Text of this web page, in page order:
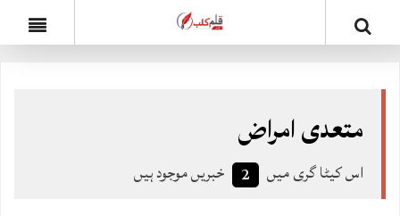
متعدی امراض
اس کیٹا گری میں 2 خبریں موجود ہیں